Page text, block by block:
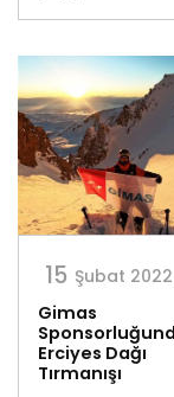
15 Şubat 2022
Gimas
Erciyes Dağı
Tırmanışı